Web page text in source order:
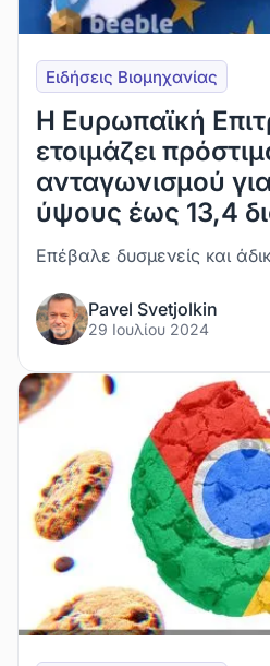
Ειδήσεις Βιομηχανίας
Η Ευρωπαϊκή
ετοιμάζει
ανταγωνισμού
ύψους έως 13,4
Επέβαλε δυσμενείς και
Pavel Svetjolkin
29 Ιουλίου 2024